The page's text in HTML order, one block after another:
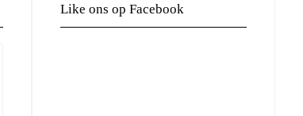
Like ons op Facebook